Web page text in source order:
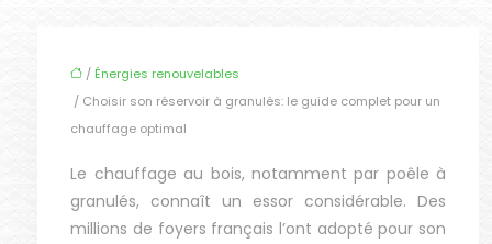
/ Énergies renouvelables
/ Choisir son réservoir à granulés: le guide complet pour un
chauffage optimal
Le chauffage au bois, notamment par poêle à
granulés, connaît un essor considérable. Des
millions de foyers français l’ont adopté pour son